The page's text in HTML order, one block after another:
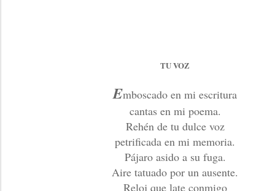
TU VOZ
Emboscado en mi escritura
cantas en mi poema.
Rehén de tu dulce voz
petrificada en mi memoria.
Pájaro asido a su fuga.
Aire tatuado por un ausente.
Reloj que late conmigo